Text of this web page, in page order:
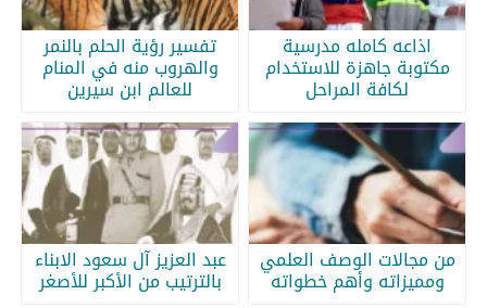
اذاعه كامله مدرسية
مكتوبة جاهزة للاستخدام
لكافة المراحل
تفسير رؤية الحلم بالنمر
والهروب منه في المنام
للعالم ابن سيرين
من مجالات الوصف العلمي
ومميزاته وأهم خطواته
عبد العزيز آل سعود الابناء
بالترتيب من الأكبر للأصغر